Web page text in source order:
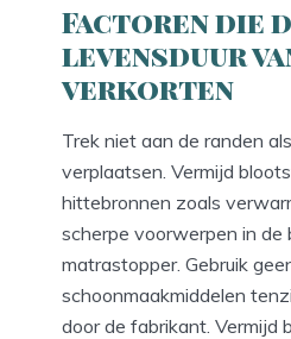
Factoren die
levensduur
verkorten
Trek niet aan de randen
verplaatsen. Vermijd
hittebronnen zoals
scherpe voorwerpen in de
matrastopper. Gebruik
schoonmaakmiddelen
door de fabrikant. Vermijd